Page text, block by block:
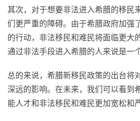
其次，对于想要非法进入希腊的移民
们更严重的障碍。由于希腊政府加强
的行动，非法移民和难民将面临更大
通过非法手段进入希腊的人来说是一
总的来说，希腊新移民政策的出台将
深远的影响。在未来，我们可以看到
能人才和非法移民和难民更加宽松和